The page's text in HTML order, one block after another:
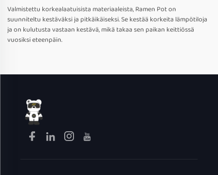
Valmistettu korkealaatuisista materiaaleista, Ramen Pot on
suunniteltu kestäväksi ja pitkäikäiseksi. Se kestää korkeita lämpötiloja
ja on kulutusta vastaan kestävä, mikä takaa sen paikan keittiössä
vuosiksi eteenpäin.